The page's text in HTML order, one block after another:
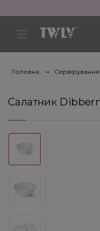
Головна Сервірування
Салатник